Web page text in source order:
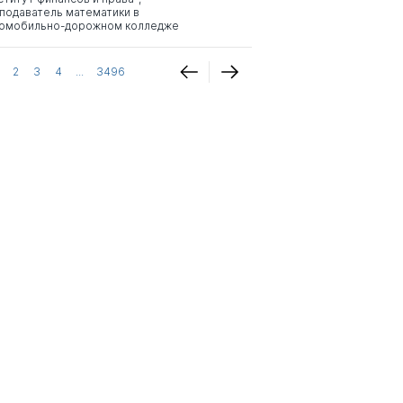
математики в
дорожном колледже
2 3 4 ... 3496